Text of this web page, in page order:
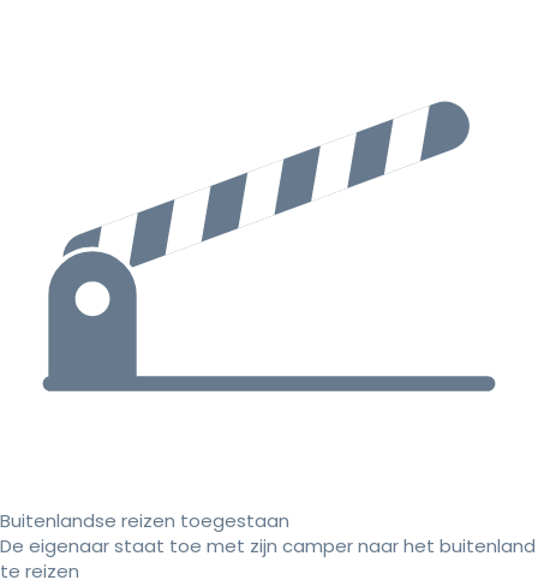
Buitenlandse reizen toegestaan
De eigenaar staat toe met zijn camper naar het buitenland
te reizen